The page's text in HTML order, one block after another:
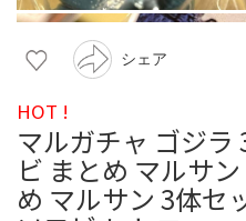
シェア
HOT !
マルガチャ ゴジラ
ビ まとめ マルサ
め マルサン 3体セ